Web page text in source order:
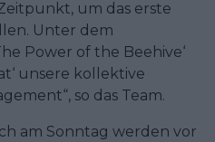
um das erste
Unter dem
Power of the Beehive‘
unsere kollektive
so das Team.
am Sonntag werden vor